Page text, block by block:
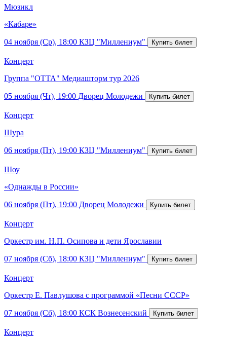
Мюзикл
«Кабаре»
04 ноября (Ср), 18:00 КЗЦ "Миллениум"
Концерт
Группа "ОТТА" Медиашторм тур 2026
05 ноября (Чт), 19:00 Дворец Молодежи
Концерт
Шура
06 ноября (Пт), 19:00 КЗЦ "Миллениум"
Шоу
«Однажды в России»
06 ноября (Пт), 19:00 Дворец Молодежи
Концерт
Оркестр им. Н.П. Осипова и дети Ярославии
07 ноября (Сб), 18:00 КЗЦ "Миллениум"
Концерт
Оркестр Е. Павлушова с программой «Песни СССР»
07 ноября (Сб), 18:00 КСК Вознесенский
Концерт